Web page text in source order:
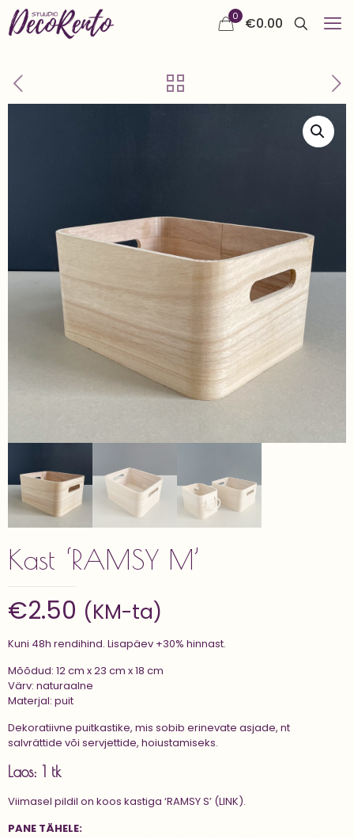
0 €0.00
Kast ‘RAMSY M’
€2.50 (KM-ta)
Kuni 48h rendihind. Lisapäev +30% hinnast.
Mõõdud: 12 cm x 23 cm x 18 cm
Värv: naturaalne
Materjal: puit
Dekoratiivne puitkastike, mis sobib erinevate asjade, nt
salvrättide või servjettide, hoiustamiseks.
Laos: 1 tk
Viimasel pildil on koos kastiga ‘RAMSY S’ (LINK).
PANE TÄHELE: